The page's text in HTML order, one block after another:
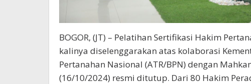
BOGOR, (JT) – Pelatihan Sertifikasi Hakim
kalinya diselenggarakan atas kolaborasi
Pertanahan Nasional (ATR/BPN) dengan
(16/10/2024) resmi ditutup. Dari 80 Hakim